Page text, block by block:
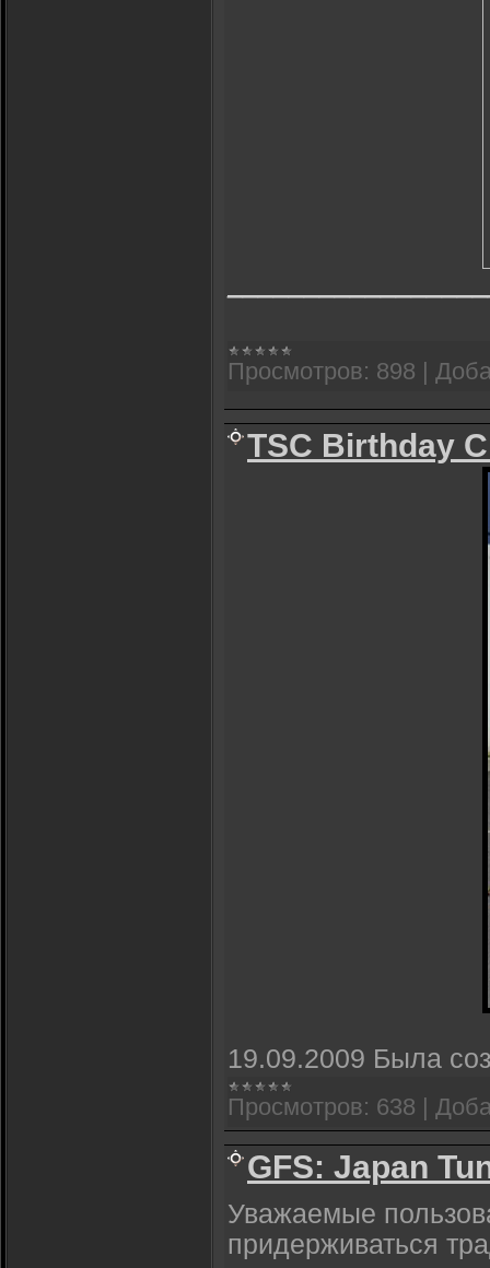
Просмотров: 898
TSC Birthday
19.09.2009 Была
Просмотров: 638 |
GFS: Japan
Уважаемые
придерживаться